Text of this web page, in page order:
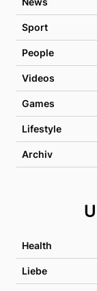
Sport
People
Videos
Games
Lifestyle
Archiv
Health
Liebe